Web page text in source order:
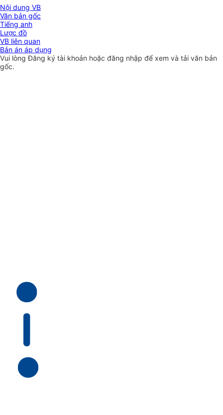
Nội dung VB
Văn bản gốc
Tiếng anh
Lược đồ
VB liên quan
Bản án áp dụng
Vui lòngĐăng ký tài khoản hoặc đăng nhập để xem và tải văn bản
gốc.